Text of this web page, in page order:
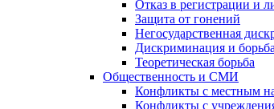
Отказ в регистрации и
Защита от гонений
Негосударственная
Дискриминация и
Теоретическая борьба
Общественность и СМИ
Конфликты с местным
Конфликты с